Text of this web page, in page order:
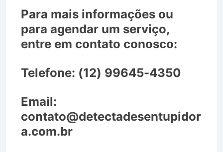
Para mais informações ou
para agendar um serviço,
entre em contato conosco:
Telefone: (12) 99645-4350
Email:
contato@detectadesentupidor
a.com.br